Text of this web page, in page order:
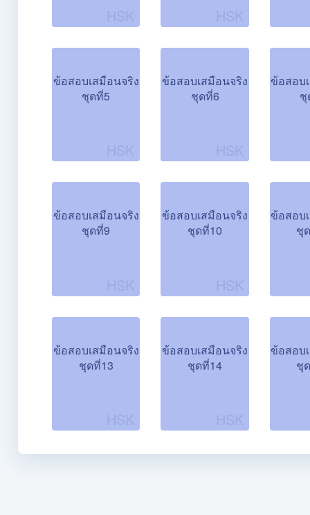
ข้อสอบเสมือนจริง
ชุดที่5
ข้อสอบเสมือนจริง
ชุดที่6
ข้อสอบ
ชุ
ข้อสอบเสมือนจริง
ชุดที่9
ข้อสอบเสมือนจริง
ชุดที่10
ข้อสอบ
ชุ
ข้อสอบเสมือนจริง
ชุดที่13
ข้อสอบเสมือนจริง
ชุดที่14
ข้อสอบ
ชุ